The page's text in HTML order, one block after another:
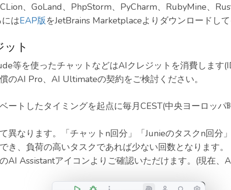
、GoLand、PhpStorm、PyCharm、RubyMine、
はEAP版をJetBrains Marketplaceよりダウンロードし
ット
等を使ったチャットなどはAIクレジットを消費します
のAI Pro、AI Ultimateの契約をご検討ください。
ートしたタイミングを起点に毎月CEST(中央ヨーロッ
異なります。「チャットn回分」「Junieのタスクn回分
き、負荷の高いタスクであれば少ない回数となります。
AI Assistantアイコンよりご確認いただけます。(現在、